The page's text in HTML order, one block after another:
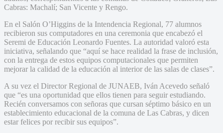
Cabras: Machalí; San Vicente y Rengo.
En el Salón O’Higgins de la Intendencia Regional, 77 alumnos
recibieron sus computadores en una ceremonia que encabezó el
Seremi de Educación Leonardo Fuentes. La autoridad valoró esta
iniciativa, señalando que “aquí se hace realidad la frase de inclusión,
con la entrega de estos equipos computacionales que permiten
mejorar la calidad de la educación al interior de las salas de clases”.
A su vez el Director Regional de JUNAEB, Iván Acevedo señaló
que “es una oportunidad que ellos tienen para seguir estudiando.
Recién conversamos con señoras que cursan séptimo básico en un
establecimiento educacional de la comuna de Las Cabras, y dicen
estar felices por recibir sus equipos”.